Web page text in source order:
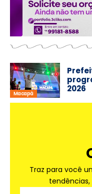
Macapá
2026
Traz para você